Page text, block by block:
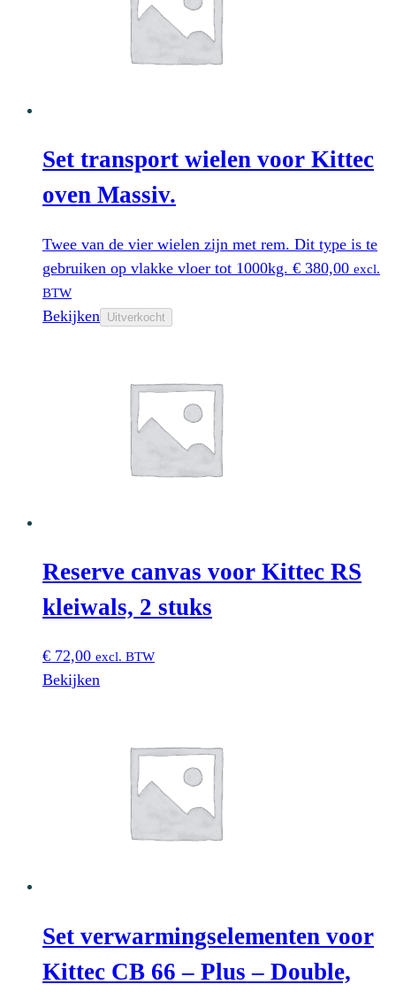
Set transport wielen voor Kittec
oven Massiv.
Twee van de vier wielen zijn met rem. Dit type is te
gebruiken op vlakke vloer tot 1000kg. € 380,00 excl.
BTW
Bekijken Uitverkocht
Reserve canvas voor Kittec RS
kleiwals, 2 stuks
€ 72,00 excl. BTW
Bekijken
Set verwarmingselementen voor
Kittec CB 66 – Plus – Double,